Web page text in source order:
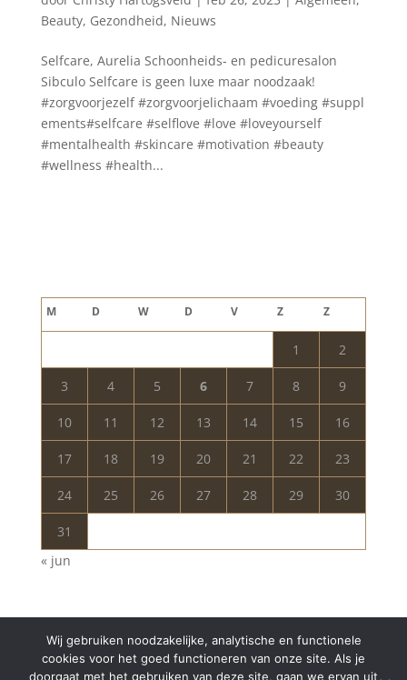
Beauty, Gezondheid, Nieuws
Selfcare, Aurelia Schoonheids- en pedicuresalon
Sibculo Selfcare is geen luxe maar noodzaak!
#zorgvoorjezelf #zorgvoorjelichaam #voeding #suppl
ements#selfcare #selflove #love #loveyourself
#mentalhealth #skincare #motivation #beauty
#wellness #health...
M D W D V Z Z
1 2
3 4 5 6 7 8 9
10 11 12 13 14 15 16
17 18 19 20 21 22 23
24 25 26 27 28 29 30
31
« jun
Wij gebruiken noodzakelijke, analytische en functionele
cookies voor het goed functioneren van onze site. Als je
doorgaat met het gebruiken van deze site, gaan we ervan uit